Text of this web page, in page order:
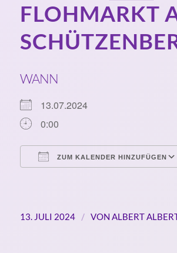
FLOHMARKT
WANN
13.07.2024
0:00
ZUM KALENDER HINZUFÜGEN
13. JULI 2024 / VON ALBERT